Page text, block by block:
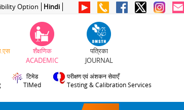
Option Hindi
शैक्षणिक
ACADEMIC
पत्रिका
JOURNAL
टिमेड
TIMed
परीक्षण एवं अंशकन सेवाएँ
Testing & Calibration Services